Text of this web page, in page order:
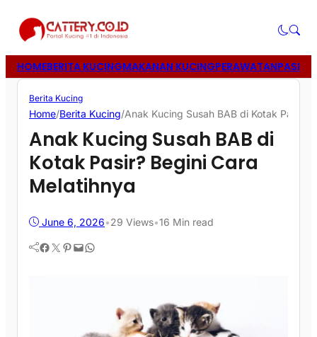
HOMEBERITA KUCINGMAKANAN KUCINGPERAWATANPASIR
Berita Kucing
Home/Berita Kucing/Anak Kucing Susah BAB di Kotak Pasir?
Anak Kucing Susah BAB di
Kotak Pasir? Begini Cara
Melatihnya
June 6, 2026•29 Views•16 Min read
Facebook Twitter Pinterest Mail WhatsApp